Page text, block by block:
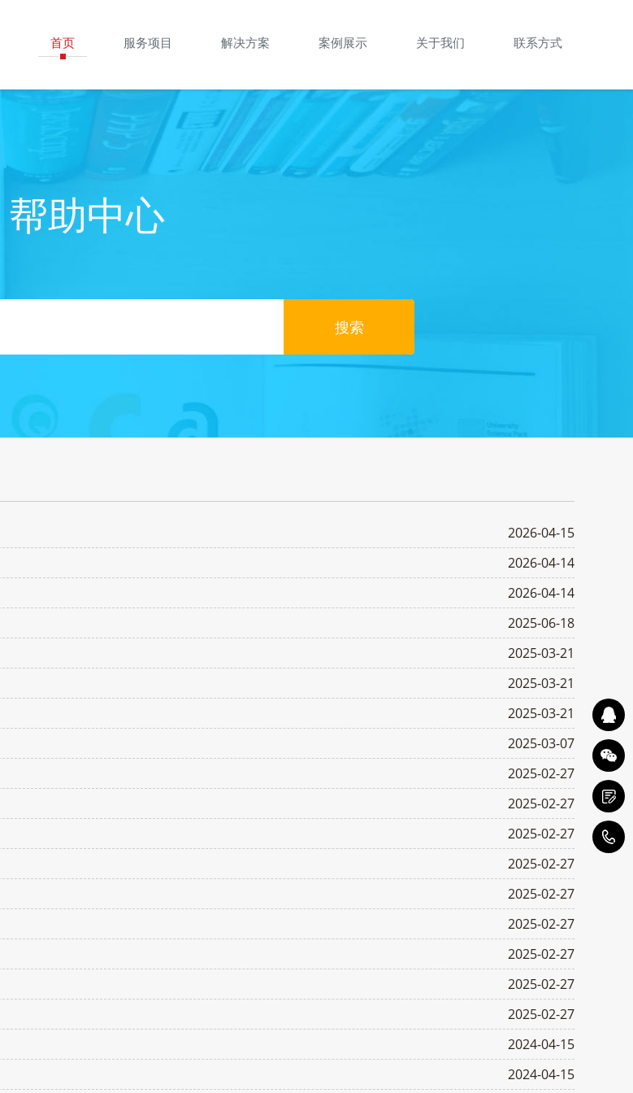
首页 服务项目 解决方案 案例展示 关于我们 联系方式
帮助中心
2026-04-15
2026-04-14
2026-04-14
2025-06-18
2025-03-21
2025-03-21
2025-03-21
2025-03-07
2025-02-27
2025-02-27
2025-02-27
2025-02-27
2025-02-27
2025-02-27
2025-02-27
2025-02-27
2025-02-27
2024-04-15
2024-04-15